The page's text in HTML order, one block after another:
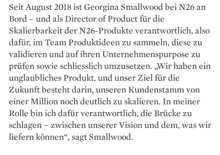
Seit August 2018 ist Georgina Smallwood bei N26 an
Bord – und als Director of Product für die
Skalierbarkeit der N26-Produkte verantwortlich, also
dafür, im Team Produktideen zu sammeln, diese zu
validieren und auf ihren Unterneh­menspurpose zu
prüfen sowie schliesslich umzusetzen. „Wir haben ein
unglaubliches Produkt, und unser Ziel für die
Zukunft besteht darin, unseren Kundenstamm von
einer Million noch deutlich zu skalieren. In meiner
Rolle bin ich dafür verantwortlich, die Brücke zu
schlagen – zwischen unserer Vision und dem, was wir
liefern können“, sagt Smallwood.